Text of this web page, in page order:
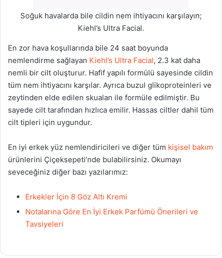
Soğuk havalarda bile cildin nem ihtiyacını karşılayın;
Kiehl’s Ultra Facial.
En zor hava koşullarında bile 24 saat boyunda
nemlendirme sağlayan Kiehl’s Ultra Facial, 2.3 kat daha
nemli bir cilt oluşturur. Hafif yapılı formülü sayesinde cildin
tüm nem ihtiyacını karşılar. Ayrıca buzul glikoproteinleri ve
zeytinden elde edilen skualan ile formüle edilmiştir. Bu
sayede cilt tarafından hızlıca emilir. Hassas ciltler dahil tüm
cilt tipleri için uygundur.
En iyi erkek yüz nemlendiricileri ve diğer tüm kişisel bakım
ürünlerini Çiçeksepeti’nde bulabilirsiniz. Okumayı
seveceğiniz diğer bazı yazılarımız:
Erkekler İçin 8 Göz Altı Kremi
Notalarına Göre En İyi Erkek Parfümü Önerileri ve
Tavsiyeleri